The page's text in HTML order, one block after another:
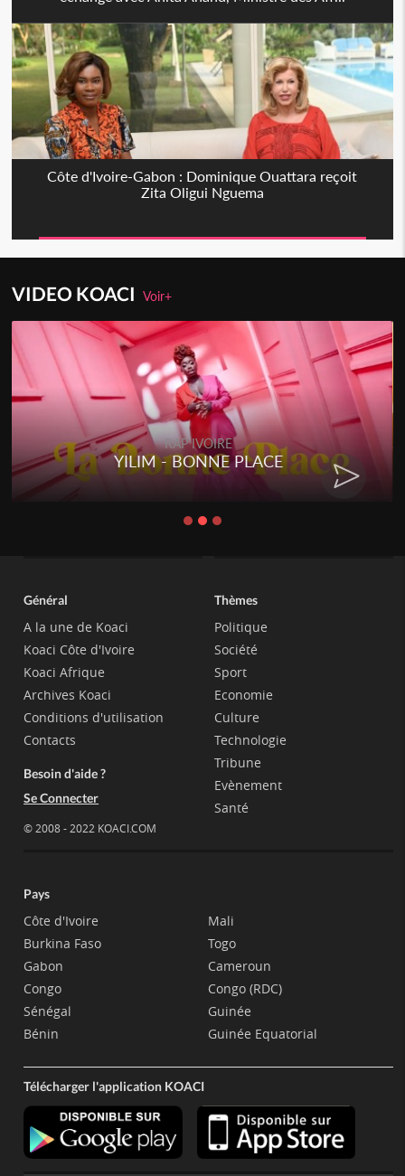
Côte d'Ivoire-Gabon : Dominique Ouattara reçoit
Zita Oligui Nguema
VIDEO KOACIVoir+
RAP IVOIRE
YILIM - BONNE PLACE
Général
A la une de Koaci
Koaci Côte d'Ivoire
Koaci Afrique
Archives Koaci
Conditions d'utilisation
Contacts
Besoin d'aide ?
Se Connecter
© 2008 - 2022 KOACI.COM
Thèmes
Politique
Société
Sport
Economie
Culture
Technologie
Tribune
Evènement
Santé
Pays
Côte d'Ivoire
Burkina Faso
Gabon
Congo
Sénégal
Bénin
Mali
Togo
Cameroun
Congo (RDC)
Guinée
Guinée Equatorial
Télécharger l'application KOACI